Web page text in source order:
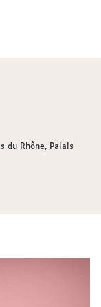
du Rhône, Palais